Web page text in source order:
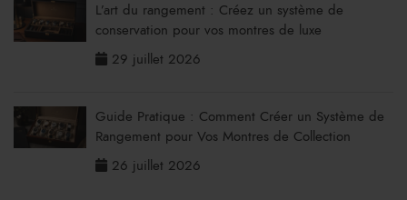
L’art du rangement : Créez un système de
conservation pour vos montres de luxe
29 juillet 2026
Guide Pratique : Comment Créer un Système de
Rangement pour Vos Montres de Collection
26 juillet 2026